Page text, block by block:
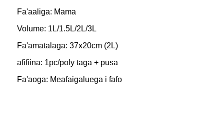
Fa'aaliga: Mama
Volume: 1L/1.5L/2L/3L
Fa'amatalaga: 37x20cm (2L)
afifiina: 1pc/poly taga + pusa
Fa'aoga: Meafaigaluega i fafo